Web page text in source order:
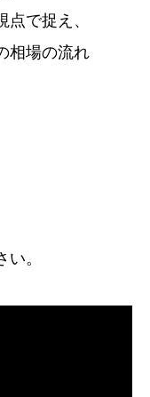
で捉え、
相場の流れ
。